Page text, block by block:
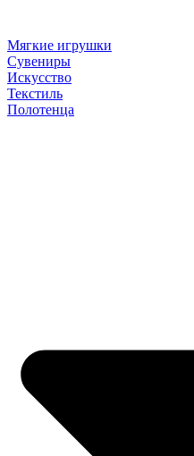
Мягкие игрушки
Сувениры
Искусство
Текстиль
Полотенца